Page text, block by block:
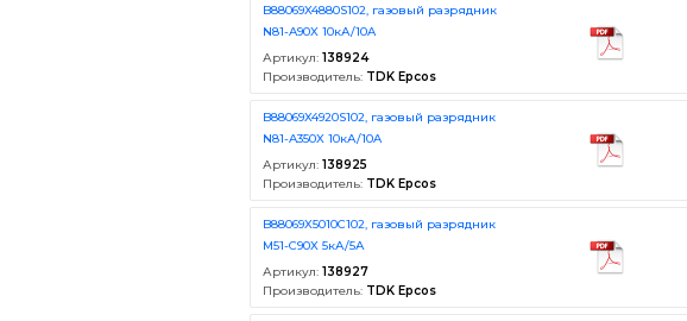
B88069X4880S102, газовый разрядник
N81-A90X 10кА/10A
Артикул: 138924
Производитель: TDK Epcos
B88069X4920S102, газовый разрядник
N81-A350X 10кА/10A
Артикул: 138925
Производитель: TDK Epcos
B88069X5010C102, газовый разрядник
M51-C90X 5кА/5А
Артикул: 138927
Производитель: TDK Epcos